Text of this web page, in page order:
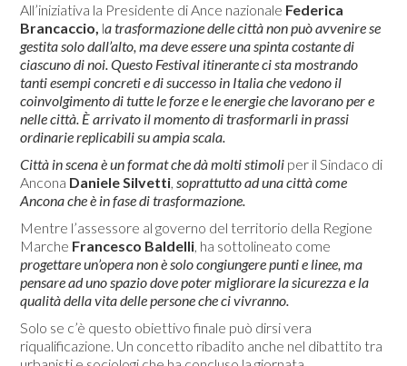
All’iniziativa la Presidente di Ance nazionale Federica
Brancaccio, la trasformazione delle città non può avvenire se
gestita solo dall’alto, ma deve essere una spinta costante di
ciascuno di noi. Questo Festival itinerante ci sta mostrando
tanti esempi concreti e di successo in Italia che vedono il
coinvolgimento di tutte le forze e le energie che lavorano per e
nelle città. È arrivato il momento di trasformarli in prassi
ordinarie replicabili su ampia scala.
Città in scena è un format che dà molti stimoli per il Sindaco di
Ancona Daniele Silvetti, soprattutto ad una città come
Ancona che è in fase di trasformazione.
Mentre l’assessore al governo del territorio della Regione
Marche Francesco Baldelli, ha sottolineato come
progettare un’opera non è solo congiungere punti e linee, ma
pensare ad uno spazio dove poter migliorare la sicurezza e la
qualità della vita delle persone che ci vivranno.
Solo se c’è questo obiettivo finale può dirsi vera
riqualificazione. Un concetto ribadito anche nel dibattito tra